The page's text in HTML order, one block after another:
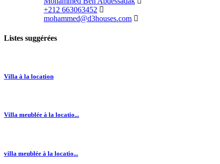
+212 663063452
mohammed@d3houses.com
Listes suggérées
Villa à la location
Villa meublée à la locatio...
villa meublée à la locatio...